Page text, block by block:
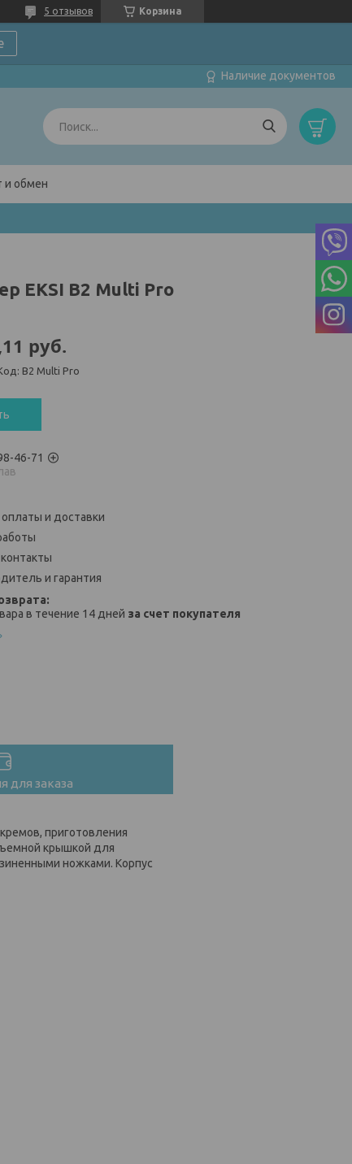
Корзина
5 отзывов
Наличие документов
и обмен
EKSI B2 Multi Pro
руб.
B2 Multi Pro
46-71
и доставки
и гарантия
в течение 14 дней за счет покупателя
для заказа
приготовления
крышкой для
ножками. Корпус